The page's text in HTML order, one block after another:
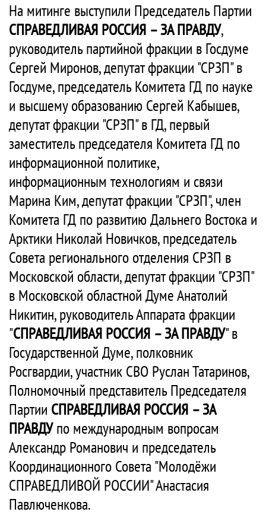
На митинге выступили Председатель Партии
СПРАВЕДЛИВАЯ РОССИЯ – ЗА ПРАВДУ,
руководитель партийной фракции в Госдуме
Сергей Миронов, депутат фракции "СРЗП" в
Госдуме, председатель Комитета ГД по науке
и высшему образованию Сергей Кабышев,
депутат фракции "СРЗП" в ГД, первый
заместитель председателя Комитета ГД по
информационной политике,
информационным технологиям и связи
Марина Ким, депутат фракции "СРЗП", член
Комитета ГД по развитию Дальнего Востока и
Арктики Николай Новичков, председатель
Совета регионального отделения СРЗП в
Московской области, депутат фракции "СРЗП"
в Московской областной Думе Анатолий
Никитин, руководитель Аппарата фракции
"СПРАВЕДЛИВАЯ РОССИЯ – ЗА ПРАВДУ" в
Государственной Думе, полковник
Росгвардии, участник СВО Руслан Татаринов,
Полномочный представитель Председателя
Партии СПРАВЕДЛИВАЯ РОССИЯ – ЗА
ПРАВДУпо международным вопросам
Александр Романович и председатель
Координационного Совета "Молодёжи
СПРАВЕДЛИВОЙ РОССИИ" Анастасия
Павлюченкова.